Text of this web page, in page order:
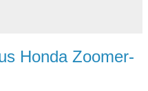
Honda Zoomer-